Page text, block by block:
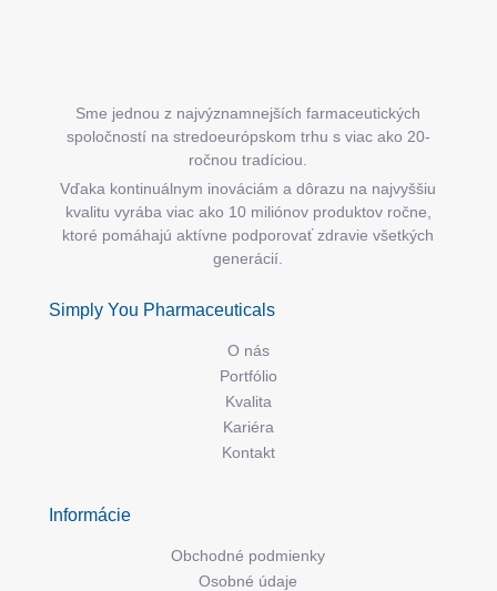
Sme jednou z najvýznamnejších farmaceutických
spoločností na stredoeurópskom trhu s viac ako 20-
ročnou tradíciou.
Vďaka kontinuálnym inováciám a dôrazu na najvyššiu
kvalitu vyrába viac ako 10 miliónov produktov ročne,
ktoré pomáhajú aktívne podporovať zdravie všetkých
generácií.
Simply You Pharmaceuticals
O nás
Portfólio
Kvalita
Kariéra
Kontakt
Informácie
Obchodné podmienky
Osobné údaje